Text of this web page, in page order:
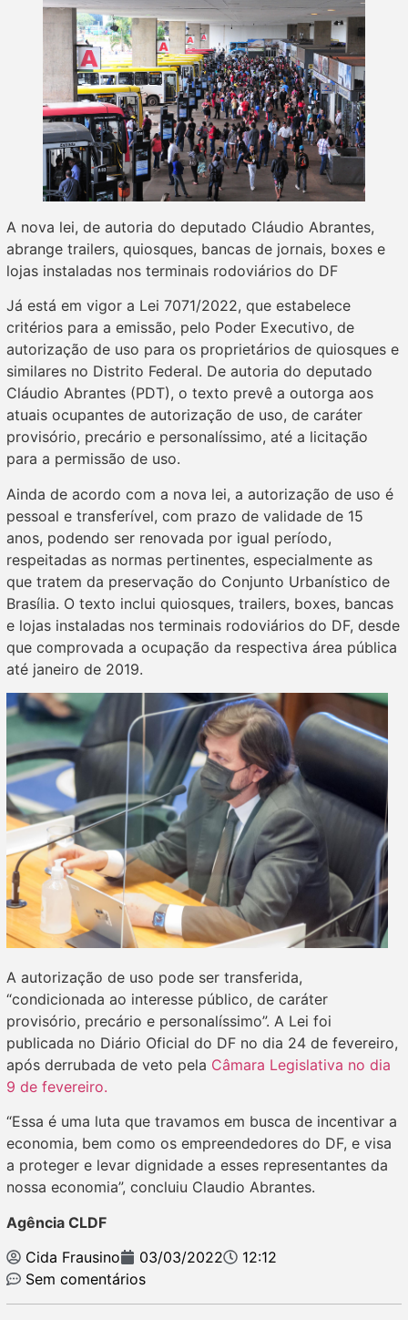
A nova lei, de autoria do deputado Cláudio Abrantes,
abrange trailers, quiosques, bancas de jornais, boxes e
lojas instaladas nos terminais rodoviários do DF
Já está em vigor a Lei 7071/2022, que estabelece
critérios para a emissão, pelo Poder Executivo, de
autorização de uso para os proprietários de quiosques e
similares no Distrito Federal. De autoria do deputado
Cláudio Abrantes (PDT), o texto prevê a outorga aos
atuais ocupantes de autorização de uso, de caráter
provisório, precário e personalíssimo, até a licitação
para a permissão de uso.
Ainda de acordo com a nova lei, a autorização de uso é
pessoal e transferível, com prazo de validade de 15
anos, podendo ser renovada por igual período,
respeitadas as normas pertinentes, especialmente as
que tratem da preservação do Conjunto Urbanístico de
Brasília. O texto inclui quiosques, trailers, boxes, bancas
e lojas instaladas nos terminais rodoviários do DF, desde
que comprovada a ocupação da respectiva área pública
até janeiro de 2019.
A autorização de uso pode ser transferida,
“condicionada ao interesse público, de caráter
provisório, precário e personalíssimo”. A Lei foi
publicada no Diário Oficial do DF no dia 24 de fevereiro,
após derrubada de veto pela Câmara Legislativa no dia
9 de fevereiro.
“Essa é uma luta que travamos em busca de incentivar a
economia, bem como os empreendedores do DF, e visa
a proteger e levar dignidade a esses representantes da
nossa economia”, concluiu Claudio Abrantes.
Agência CLDF
Cida Frausino
03/03/2022
12:12
Sem comentários